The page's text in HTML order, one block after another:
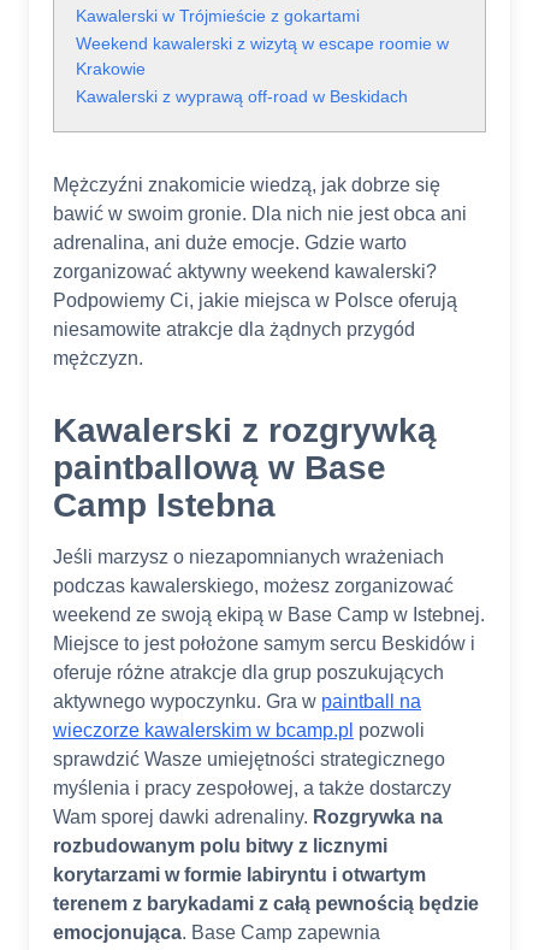
Kawalerski w Trójmieście z gokartami
Weekend kawalerski z wizytą w escape roomie w
Krakowie
Kawalerski z wyprawą off-road w Beskidach
Mężczyźni znakomicie wiedzą, jak dobrze się
bawić w swoim gronie. Dla nich nie jest obca ani
adrenalina, ani duże emocje. Gdzie warto
zorganizować aktywny weekend kawalerski?
Podpowiemy Ci, jakie miejsca w Polsce oferują
niesamowite atrakcje dla żądnych przygód
mężczyzn.
Kawalerski z rozgrywką
paintballową w Base
Camp Istebna
Jeśli marzysz o niezapomnianych wrażeniach
podczas kawalerskiego, możesz zorganizować
weekend ze swoją ekipą w Base Camp w Istebnej.
Miejsce to jest położone samym sercu Beskidów i
oferuje różne atrakcje dla grup poszukujących
aktywnego wypoczynku. Gra w paintball na
wieczorze kawalerskim w bcamp.pl pozwoli
sprawdzić Wasze umiejętności strategicznego
myślenia i pracy zespołowej, a także dostarczy
Wam sporej dawki adrenaliny. Rozgrywka na
rozbudowanym polu bitwy z licznymi
korytarzami w formie labiryntu i otwartym
terenem z barykadami z całą pewnością będzie
emocjonująca. Base Camp zapewnia